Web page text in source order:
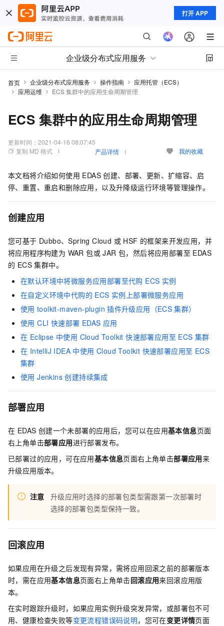
打开 APP
企业级分布式应用服务
首页 企业级分布式应用服务 操作指南
应用托管（ECS）
应用运维
ECS 集群中的应用生命周期管理
ECS 集群中的应用生命周期管理
更新时间： 2021-04-16 08:07:45
复制 MD 格式
产品详情 我的收藏
本文档将介绍如何使用 EDAS 创建、部署、更新、扩缩容、启
停、重置、重启和删除应用，以及升降级运行环境等管理操作。
创建应用
您可基于 Dubbo、Spring Cloud 或 HSF 的框架来开发应用，并
将应用程序构建为 WAR 包或 JAR 包，然后将应用部署至 EDAS
的 ECS 集群中。
在默认环境中将微服务应用部署至代购 ECS 实例
在自定义环境中代购的 ECS 实例上部署微服务应用
使用 toolkit-maven-plugin 插件升级应用（ECS 集群）
使用 CLI 快速部署 EDAS 应用
在 Eclipse 中使用 Cloud Toolkit 快速部署应用至 ECS 集群
在 IntelliJ IDEA 中使用 Cloud Toolkit 快速部署应用至 ECS
集群
使用 Jenkins 创建持续集成
部署应用
在 EDAS 创建一个未部署的应用后，您可以在应用基本信息页面
右上角单击部署应用进行部署发布。
已部署过的应用，可在应用基本信息页面右上角单击部署应用来
升级应用版本。
注意
升级应用时选择的部署包类型需跟第一次部署时
选择的部署包类型保持一致。
回滚应用
如果应用在升级之后发现有异常，需将应用回滚之前的部署版本
时，需在应用基本信息页面右上角单击回滚应用来回滚应用版
本。
在实时跟踪升级时，如果应用实例升级突发异常，或部署包不可
用、健康检查失败等变更流程错误码说明，您可在变更详情页面